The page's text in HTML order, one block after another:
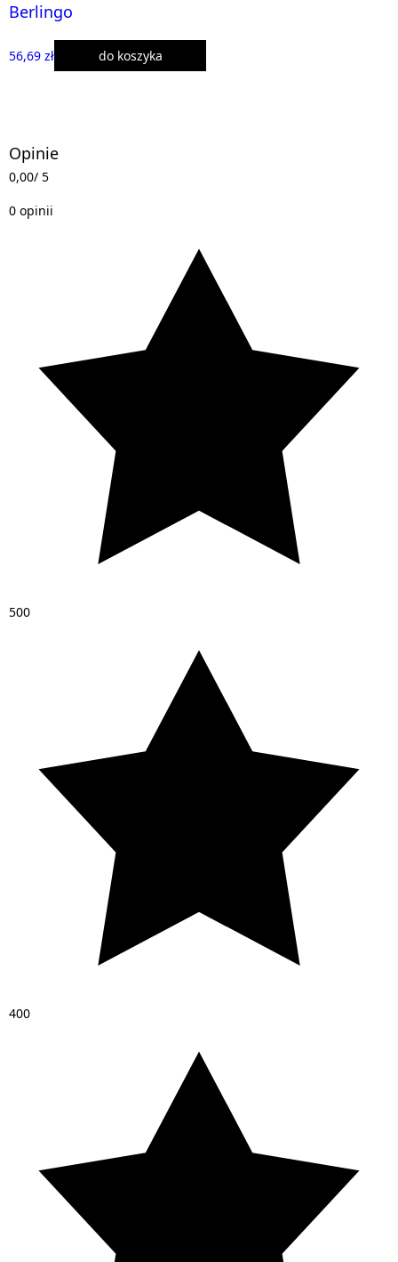
Berlingo
56,69 zł do koszyka
Opinie
0,00/ 5
0 opinii
500
400